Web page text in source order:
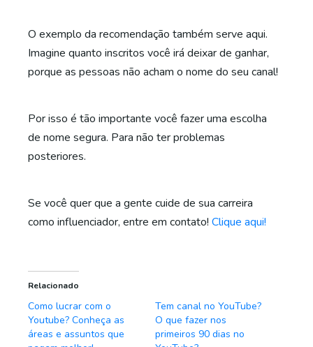
O exemplo da recomendação também serve aqui.
Imagine quanto inscritos você irá deixar de ganhar,
porque as pessoas não acham o nome do seu canal!
Por isso é tão importante você fazer uma escolha
de nome segura. Para não ter problemas
posteriores.
Se você quer que a gente cuide de sua carreira
como influenciador, entre em contato! Clique aqui!
Relacionado
Como lucrar com o
Youtube? Conheça as
áreas e assuntos que
Tem canal no YouTube?
O que fazer nos
primeiros 90 dias no